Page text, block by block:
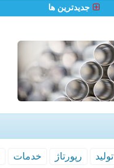
جدیدترین ها
تولید رپورتاژ خدمات